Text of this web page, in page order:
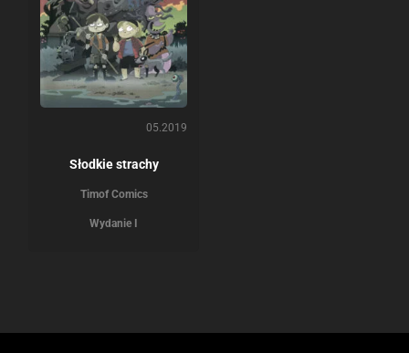
05.2019
Słodkie strachy
Timof Comics
Wydanie I